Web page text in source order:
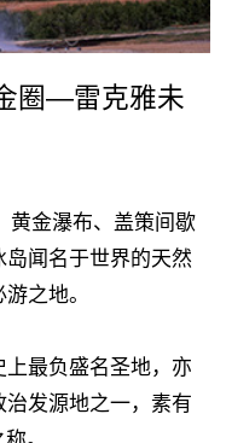
圈—雷克雅未
黄金瀑布、盖策间歇
闻名于世界的天然
之地。
最负盛名圣地，亦
发源地之一，素有